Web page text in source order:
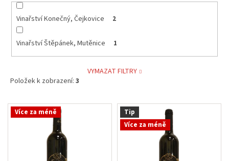
Vinařství Konečný, Čejkovice 2
Vinařství Štěpánek, Mutěnice 1
VYMAZAT FILTRY
Položek k zobrazení: 3
V Více za méně
Tip
Více za méně